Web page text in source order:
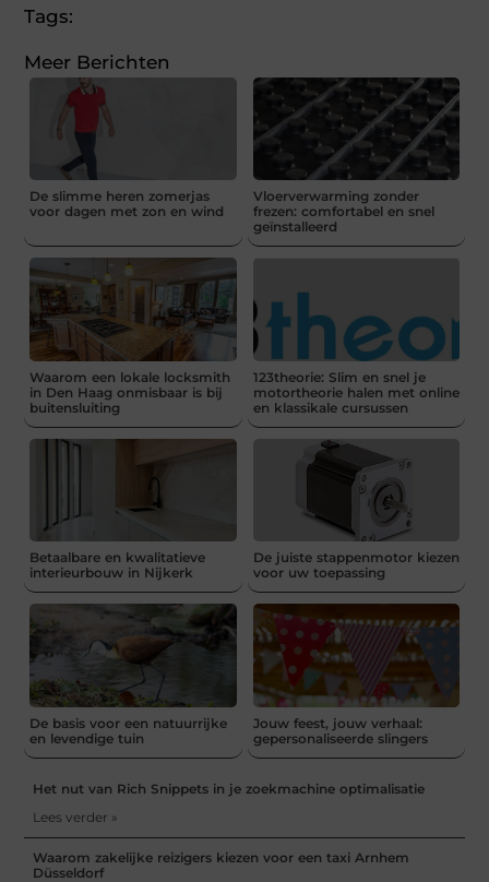
Tags:
Meer Berichten
De slimme heren zomerjas
voor dagen met zon en wind
Vloerverwarming zonder
frezen: comfortabel en snel
geïnstalleerd
Waarom een lokale locksmith
in Den Haag onmisbaar is bij
buitensluiting
123theorie: Slim en snel je
motortheorie halen met online
en klassikale cursussen
Betaalbare en kwalitatieve
interieurbouw in Nijkerk
De juiste stappenmotor kiezen
voor uw toepassing
De basis voor een natuurrijke
en levendige tuin
Jouw feest, jouw verhaal:
gepersonaliseerde slingers
Het nut van Rich Snippets in je zoekmachine optimalisatie
Lees verder »
Waarom zakelijke reizigers kiezen voor een taxi Arnhem
Düsseldorf